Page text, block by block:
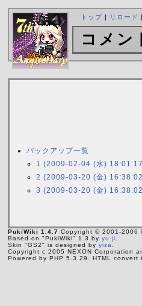
トップ リロード
コメン
バックアップ一覧
1 (2009-02-04 (水)
2 (2009-03-20 (金)
3 (2009-03-20 (金)
PukiWiki 1.4.7 Copyright © 2001-2006
Based on "PukiWiki" 1.3 byyu-ji.
Skin "GS2" is designed byyiza.
Copyright c 2005 NEXON Corporation
Powered by PHP 5.3.29. HTML convert